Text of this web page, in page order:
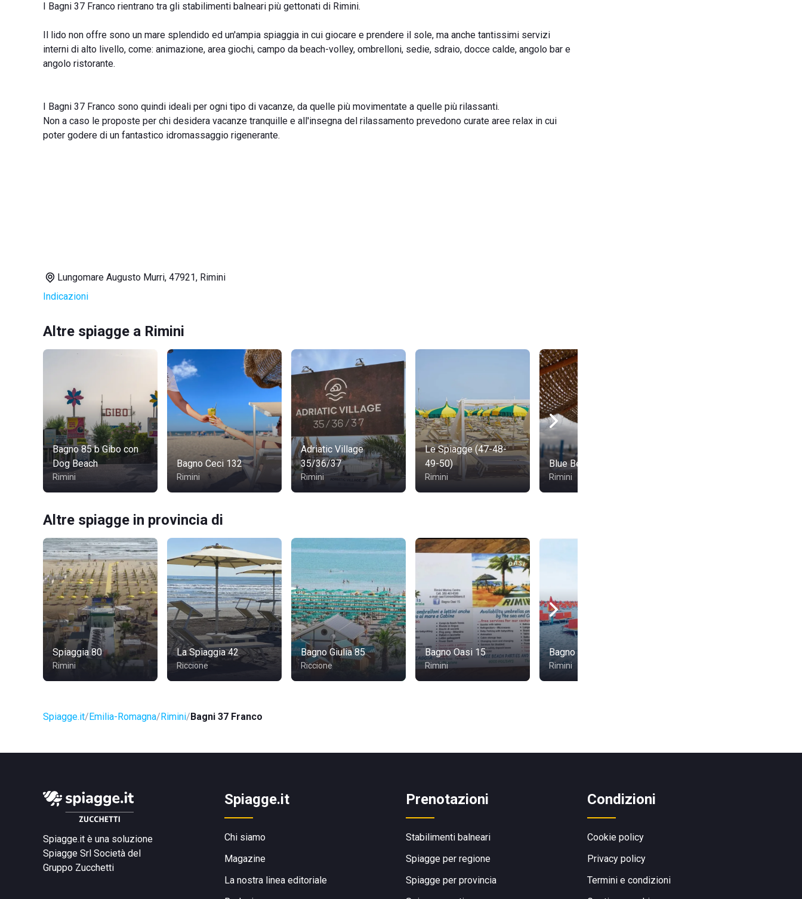
I Bagni 37 Franco rientrano tra gli stabilimenti balneari più gettonati di Rimini.
Il lido non offre sono un mare splendido ed un'ampia spiaggia in cui giocare e prendere il sole, ma anche tantissimi servizi
interni di alto livello, come: animazione, area giochi, campo da beach-volley, ombrelloni, sedie, sdraio, docce calde, angolo bar e
angolo ristorante.
I Bagni 37 Franco sono quindi ideali per ogni tipo di vacanze, da quelle più movimentate a quelle più rilassanti.
Non a caso le proposte per chi desidera vacanze tranquille e all'insegna del rilassamento prevedono curate aree relax in cui
poter godere di un fantastico idromassaggio rigenerante.
Lungomare Augusto Murri, 47921, Rimini
Indicazioni
Altre spiagge a Rimini
Bagno 85 b Gibo con
Dog Beach
Rimini
Bagno Ceci 132
Rimini
Adriatic Village
35/36/37
Rimini
Le Spiagge (47-48-
49-50)
Rimini
Blue Beach
Rimini
Altre spiagge in provincia di
Spiaggia 80
Rimini
La Spiaggia 42
Riccione
Bagno Giulia 85
Riccione
Bagno Oasi 15
Rimini
Bagno Amerigo 58
Rimini
Spiagge.it Emilia-Romagna Rimini Bagni 37 Franco
Spiagge.it è una soluzione
Spiagge Srl Società del
Gruppo Zucchetti
Spiagge.it
Chi siamo
Magazine
La nostra linea editoriale
Prenotazioni
Stabilimenti balneari
Spiagge per regione
Spiagge per provincia
Condizioni
Cookie policy
Privacy policy
Termini e condizioni